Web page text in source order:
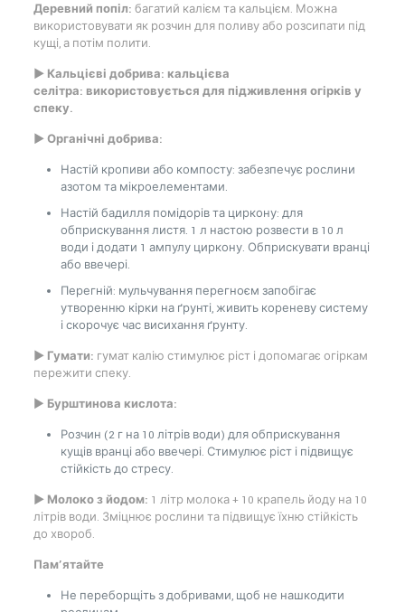
Деревний попіл: багатий калієм та кальцієм. Можна
використовувати як розчин для поливу або розсипати під
кущі, а потім полити.
► Кальцієві добрива: кальцієва
селітра: використовується для підживлення огірків у
спеку.
► Органічні добрива:
Настій кропиви або компосту: забезпечує рослини
азотом та мікроелементами.
Настій бадилля помідорів та циркону: для
обприскування листя. 1 л настою розвести в 10 л
води і додати 1 ампулу циркону. Обприскувати вранці
або ввечері.
Перегній: мульчування перегноєм запобігає
утворенню кірки на ґрунті, живить кореневу систему
і скорочує час висихання ґрунту.
► Гумати: гумат калію стимулює ріст і допомагає огіркам
пережити спеку.
► Бурштинова кислота:
Розчин (2 г на 10 літрів води) для обприскування
кущів вранці або ввечері. Стимулює ріст і підвищує
стійкість до стресу.
► Молоко з йодом: 1 літр молока + 10 крапель йоду на 10
літрів води. Зміцнює рослини та підвищує їхню стійкість
до хвороб.
Пам’ятайте
Не переборщіть з добривами, щоб не нашкодити